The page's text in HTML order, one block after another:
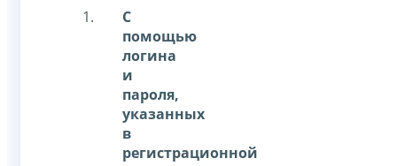
С
помощью
логина
и
пароля,
указанных
в
регистрационной